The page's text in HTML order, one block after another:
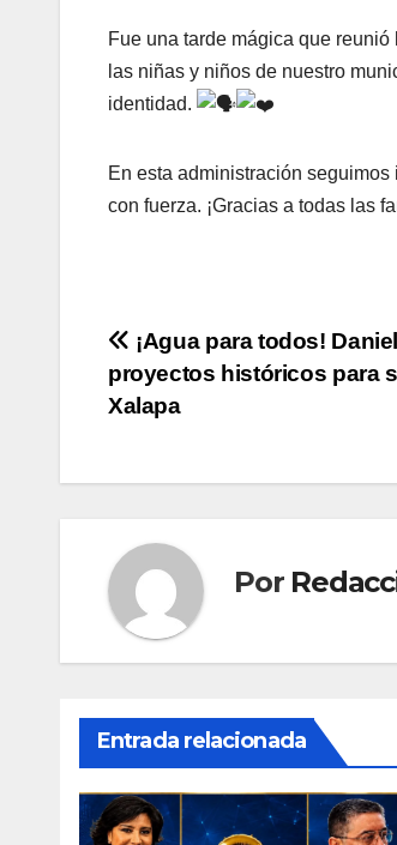
Fue una tarde mágica que
las niñas y niños de nuestro
identidad.
En esta administración
con fuerza. ¡Gracias a todas las
Navegación
de
¡Agua para todos!
proyectos históricos para
Xalapa
Por
Entrada relacionada